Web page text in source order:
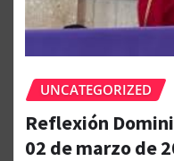
UNCATEGORIZED
Reflexión
02 de marzo de